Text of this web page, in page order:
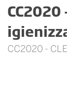
CC2020 -